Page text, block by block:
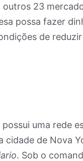
outros 23
possa fazer
de
uma rede
cidade de Nova
. Sob o